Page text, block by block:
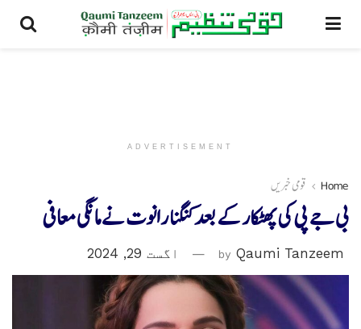
ADVERTISEMENT
Home قومی خبریں
بی جے پی کی پھٹکار کے بعد کنگنا رانوت نے مانگی معافی
by Qaumi Tanzeem اگست 29, 2024